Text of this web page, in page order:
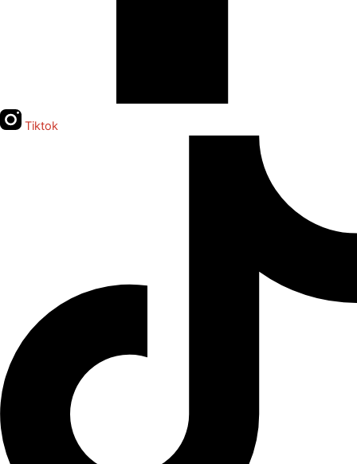
Tiktok